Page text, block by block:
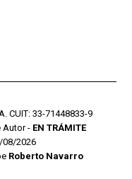
CUIT: 33-71448833-9
Autor - EN TRÁMITE
08/2026
Roberto Navarro